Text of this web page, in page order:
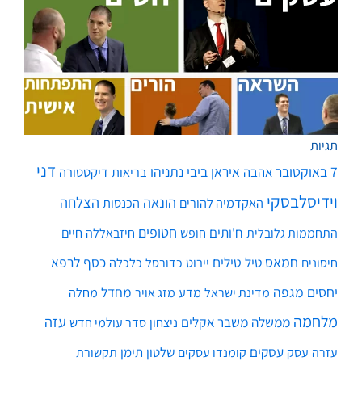
תגיות
7 באוקטובר אהבה איראן ביבי נתניהו בריאות דיקטטורה דני
וידיסלבסקי האקדמיה להורים הונאה הכנסות הצלחה
התחממות גלובלית ח'ותים חופש חטופים חיזבאללה חיים
חיסונים חמאס טיל טילים יירוט כדורסל כלכלה כסף לרפא
יחסים מגפה מדינת ישראל מדע מזג אויר מחדל מחלה
מלחמה ממשלה משבר אקלים ניצחון סדר עולמי חדש עזה
עזרה עסק עסקים קומנדו עסקים שלטון תימן תקשורת